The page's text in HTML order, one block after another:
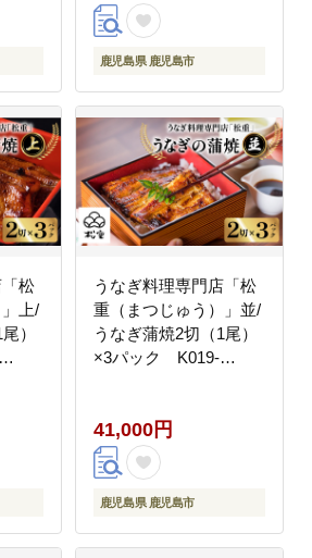
鹿児島県 鹿児島市
松
上/
）
うなぎ料理専門店「松
重（まつじゅう）」並/
うなぎ蒲焼2切（1尾）
×3パック K019-
41,000円
鹿児島県 鹿児島市